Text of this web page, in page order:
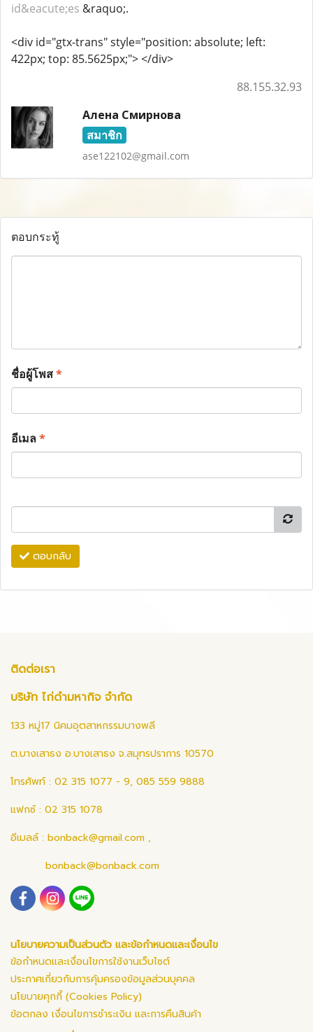
id&eacute;es &raquo;.
<div id="gtx-trans" style="position: absolute; left:
422px; top: 85.5625px;"> </div>
88.155.32.93
Алена Смирнова
สมาชิก
ase122102@gmail.com
ตอบกระทู้
ชื่อผู้โพส*
อีเมล*
ตอบกลับ
ติดต่อเรา
บริษัท ไก่ดำมหากิจ จำกัด
133 หมู่17 นิคมอุตสาหกรรมบางพลี
ต.บางเสาธง อ.บางเสาธง จ.สมุทรปราการ 10570
โทรศัพท์ : 02 315 1077 - 9, 085 559 9888
แฟกซ์ : 02 315 1078
อีเมลล์ : bonback@gmail.com ,
bonback@bonback.com
นโยบายความเป็นส่วนตัว และข้อกำหนดและเงื่อนไข
ข้อกำหนดและเงื่อนไขการใช้งานเว็บไซต์
ประกาศเกี่ยวกับการคุ้มครองข้อมูลส่วนบุคคล
นโยบายคุกกี้ (Cookies Policy)
ข้อตกลง เงื่อนไขการชำระเงิน และการคืนสินค้า